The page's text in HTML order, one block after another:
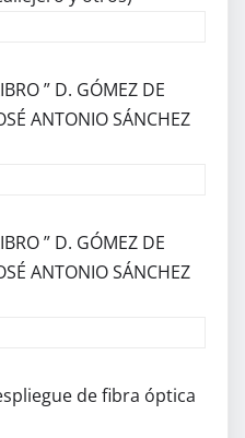
” D. GÓMEZ DE
ANTONIO SÁNCHEZ
” D. GÓMEZ DE
ANTONIO SÁNCHEZ
de fibra óptica